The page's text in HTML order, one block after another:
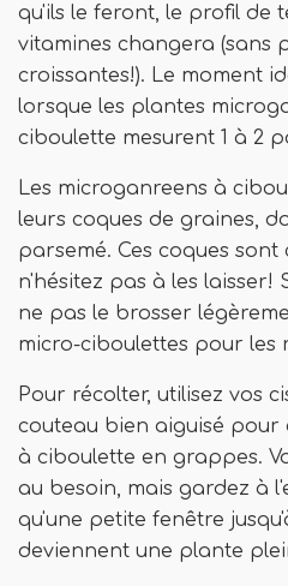
qu'ils le feront, le profil de
vitamines changera (sans
croissantes!). Le moment
lorsque les plantes
ciboulette mesurent 1 à 2
Les microganreens à
leurs coques de graines,
parsemé. Ces coques sont
n'hésitez pas à les laisser!
ne pas le brosser
micro-ciboulettes pour les
Pour récolter, utilisez vos
couteau bien aiguisé pour
à ciboulette en grappes.
au besoin, mais gardez à
qu'une petite fenêtre
deviennent une plante